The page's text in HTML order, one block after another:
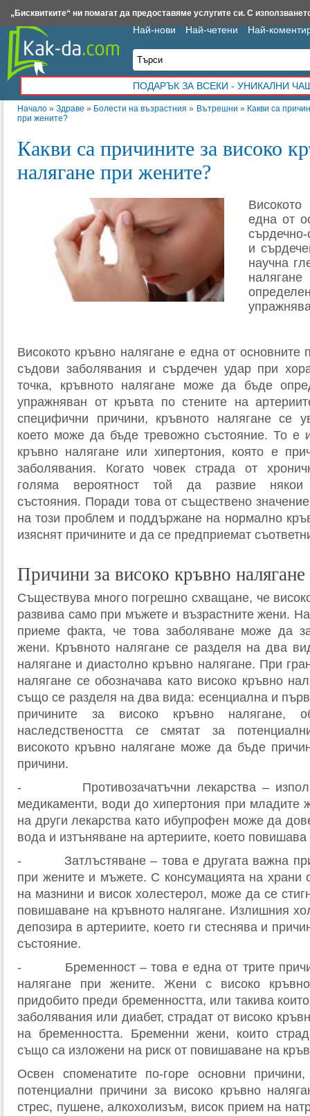
Начало »Здраве » Болести на възрастния » Вътрешни » Какви са
при жените?
Какви са причините за високо
налягане при жените?
една от
и
научна
Високото кръвно налягане е една от основните
съдови заболявания и сърдечен удар при
точка, кръвното налягане може да бъде
упражняван от кръвта по стените на
специфични причини, кръвното налягане се
което може да бъде тревожно състояние. То е
кръвно налягане или хипертония, която е
заболявания. Когато човек страда от
голяма вероятност той да развие някои
състояния. Поради това от съществено
на този проблем и поддържане на нормално
изяснят причините и да се предприемат
Причини за високо кръвно
Съществува много погрешно схващане, че
развива само при мъжете и възрастните жени.
приеме факта, че това заболяване може да
жени. Кръвното налягане се разделя на два
налягане и диастолно кръвно налягане. При
налягане се обозначава като високо кръвно
също се разделя на два вида: есенциална и
причините за високо кръвно налягане,
наследствеността се смятат за
високото кръвно налягане може да бъде
причини.
- Противозачатъчни лекарства –
медикаменти, води до хипертония при младите
на други лекарства като ибупрофен може да
вода и изтъняване на артериите, което
- Затлъстяване – това е другата важна
при жените и мъжете. С консумацията на храни
на мазнини и висок холестерол, може да се
повишаване на кръвното налягане. Излишния
депозира в артериите, което ги стеснява и
състояние.
- Бременност – това е една от трите
налягане при жените. Жени с високо
придобито преди бременността, или такива
заболявания или диабет, страдат от високо
на бременността. Бременни жени, които
също са изложени на риск от повишаване на
Освен споменатите по-горе основни
потенциални причини за високо кръвно
стрес, пушене, алкохолизъм, висок прием на
Най-нови Най-четени Най-
ПОДАРЪК ЗА ВСЕКИ - УНИКАЛНИ
Insert.bg Framar.bg Kak-da.com Iztochnik.com BauBau.bg NewAge.bg
„Бисквитките“ ни помагат да предоставяме услугите си. С